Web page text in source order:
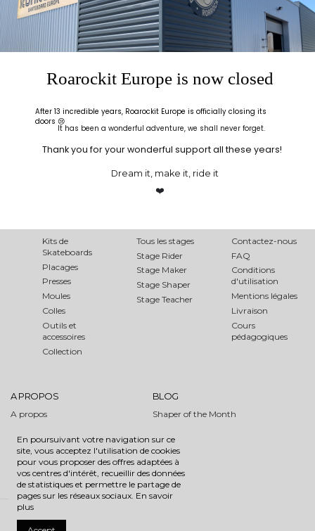
9h-12h 14h-17h
Kits de
Skateboards
Placages
Presses
Moules
Colles
Outils et
accessoires
Collection
Tous les stages
Stage Rider
Stage Maker
Stage Shaper
Stage Teacher
Contactez-nous
FAQ
Conditions
d'utilisation
Mentions légales
Livraison
Cours
pédagogiques
A PROPOS
A propos
Partenaires
BLOG
Shaper of the Month
Tutoriels
En poursuivant votre navigation sur ce
site, vous acceptez l'utilisation de cookies
pour vous proposer des offres adaptées à
vos centres d'intérêt, recueillir des données
de statistiques et permettre le partage de
pages sur les réseaux sociaux. En savoir
plus
Roarockit Europe is now closed
After 13 incredible years, Roarockit Europe is officially closing its
doors 😢
Thank you for your wonderful support all these years!
❤️
It has been a wonderful adventure, we shall never forget.
Dream it, make it, ride it